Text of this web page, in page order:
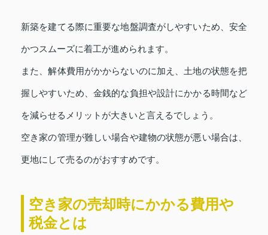
新築を建てる際に重要な地盤調査がしやすいため、安全
かつスムーズに着工が進められます。
また、解体費用がかからないのに加え、土地の状態を把
握しやすいため、金銭的な負担や設計にかかる時間など
を減らせるメリットが大きいと言えるでしょう。
空き家の管理が難しい場合や建物の状態が悪い場合は、
更地にして売るのがおすすめです。
空き家の売却時にかかる費用や
税金とは